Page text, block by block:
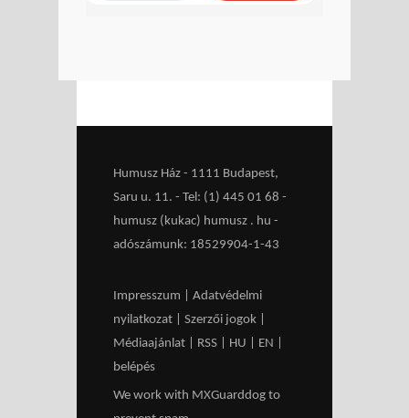
Humusz Ház - 1111 Budapest,
Saru u. 11. - Tel: (1) 445 01 68 -
humusz (kukac) humusz . hu -
adószámunk: 18529904-1-43
Impresszum
Adatvédelmi
nyilatkozat
Szerzői jogok
Médiaajánlat
RSS HU EN
belépés
We work with MXGuarddog to